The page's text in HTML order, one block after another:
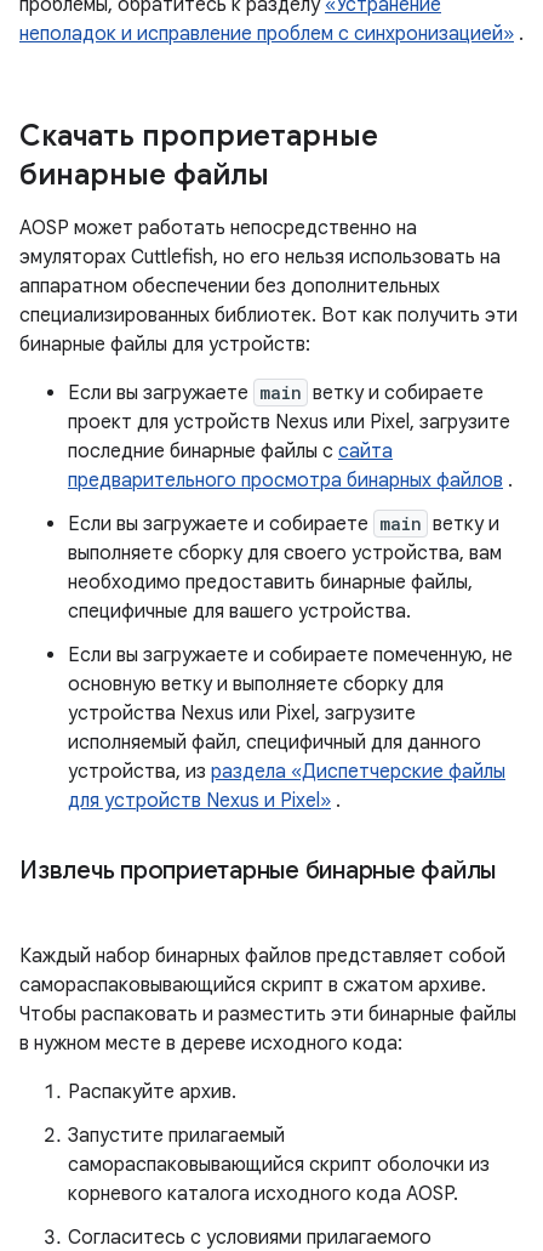
проблемы, обратитесь к разделу «Устранение
неполадок и исправление проблем с синхронизацией» .
Скачать проприетарные
бинарные файлы
AOSP может работать непосредственно на
эмуляторах Cuttlefish, но его нельзя использовать на
аппаратном обеспечении без дополнительных
специализированных библиотек. Вот как получить эти
бинарные файлы для устройств:
Если вы загружаете main ветку и собираете
проект для устройств Nexus или Pixel, загрузите
последние бинарные файлы с сайта
предварительного просмотра бинарных файлов .
Если вы загружаете и собираете main ветку и
выполняете сборку для своего устройства, вам
необходимо предоставить бинарные файлы,
специфичные для вашего устройства.
Если вы загружаете и собираете помеченную, не
основную ветку и выполняете сборку для
устройства Nexus или Pixel, загрузите
исполняемый файл, специфичный для данного
устройства, из раздела «Диспетчерские файлы
для устройств Nexus и Pixel» .
Извлечь проприетарные бинарные файлы
Каждый набор бинарных файлов представляет собой
самораспаковывающийся скрипт в сжатом архиве.
Чтобы распаковать и разместить эти бинарные файлы
в нужном месте в дереве исходного кода:
Распакуйте архив.
Запустите прилагаемый
самораспаковывающийся скрипт оболочки из
корневого каталога исходного кода AOSP.
Согласитесь с условиями прилагаемого